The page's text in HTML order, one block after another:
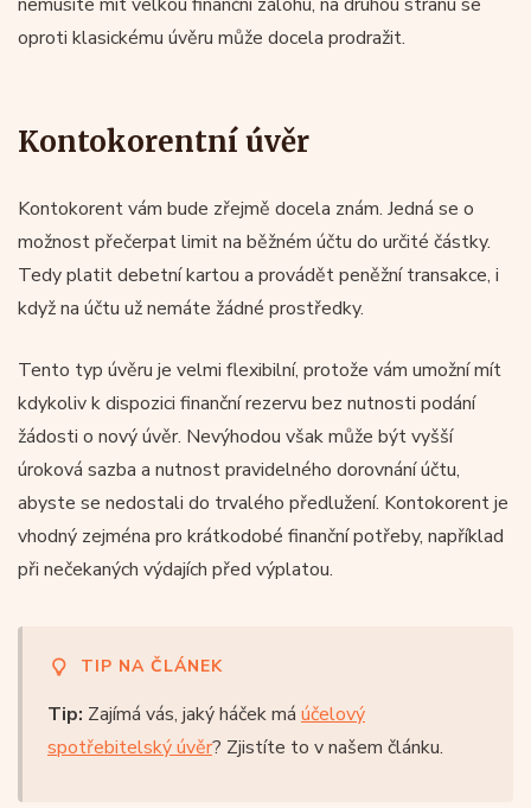
oproti klasickému úvěru může docela prodražit.
Kontokorentní úvěr
Kontokorent vám bude zřejmě docela znám. Jedná se o
možnost přečerpat limit na běžném účtu do určité částky.
Tedy platit debetní kartou a provádět peněžní transakce, i
když na účtu už nemáte žádné prostředky.
Tento typ úvěru je velmi flexibilní, protože vám umožní mít
kdykoliv k dispozici finanční rezervu bez nutnosti podání
žádosti o nový úvěr. Nevýhodou však může být vyšší
úroková sazba a nutnost pravidelného dorovnání účtu,
abyste se nedostali do trvalého předlužení. Kontokorent je
vhodný zejména pro krátkodobé finanční potřeby, například
při nečekaných výdajích před výplatou.
TIP NA ČLÁNEK
Tip: Zajímá vás, jaký háček má účelový
spotřebitelský úvěr? Zjistíte to v našem článku.